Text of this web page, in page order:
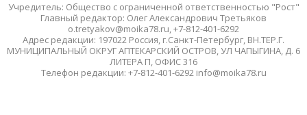
Учредитель: Общество с ограниченной ответственностью "Рост"
Главный редактор: Олег Александрович Третьяков
o.tretyakov@moika78.ru, +7-812-401-6292
Адрес редакции: 197022 Россия, г.Санкт-Петербург, ВН.ТЕР.Г.
МУНИЦИПАЛЬНЫЙ ОКРУГ АПТЕКАРСКИЙ ОСТРОВ, УЛ ЧАПЫГИНА, Д. 6
ЛИТЕРА П, ОФИС 316
Телефон редакции: +7-812-401-6292 info@moika78.ru